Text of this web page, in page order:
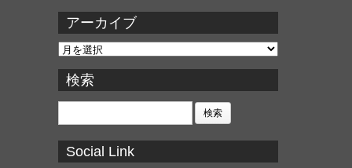
アーカイブ
ア
カ
イ
ブ
検索
検
Social Link